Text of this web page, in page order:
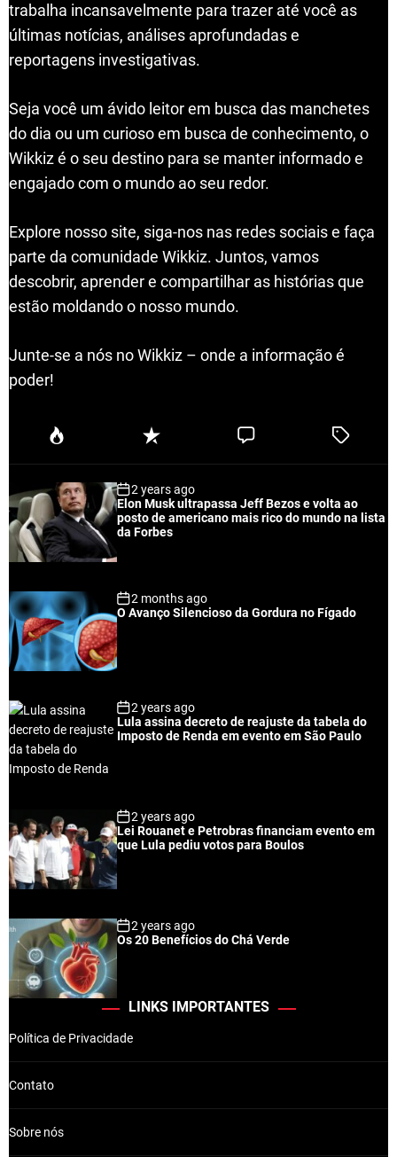
trabalha incansavelmente para trazer até você as
últimas notícias, análises aprofundadas e
reportagens investigativas.
Seja você um ávido leitor em busca das manchetes
do dia ou um curioso em busca de conhecimento, o
Wikkiz é o seu destino para se manter informado e
engajado com o mundo ao seu redor.
Explore nosso site, siga-nos nas redes sociais e faça
parte da comunidade Wikkiz. Juntos, vamos
descobrir, aprender e compartilhar as histórias que
estão moldando o nosso mundo.
Junte-se a nós no Wikkiz – onde a informação é
poder!
P
u
a
r
R
e
n
t
C
e
T
e
2 years ago
Elon Musk ultrapassa Jeff Bezos e volta ao
posto de americano mais rico do mundo na lista
da Forbes
2 months ago
O Avanço Silencioso da Gordura no Fígado
2 years ago
Lula assina decreto de reajuste da tabela do
Imposto de Renda em evento em São Paulo
2 years ago
Lei Rouanet e Petrobras financiam evento em
que Lula pediu votos para Boulos
2 years ago
Os 20 Benefícios do Chá Verde
LINKS IMPORTANTES
Política de Privacidade
Contato
Sobre nós